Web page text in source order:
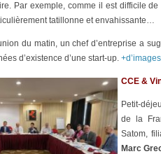
Par exemple, comme il est difficile
tatillonne et envahissante…
du matin, un chef d’entreprise a
d’existence d’une start-up. +d’images
CCE &
Petit-
de la
Satom,
Marc